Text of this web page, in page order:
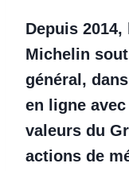
Depuis
Michelin
général,
en ligne
valeurs du
actions de